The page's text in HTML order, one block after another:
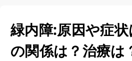
緑内障:原因や症
の関係は？治療は